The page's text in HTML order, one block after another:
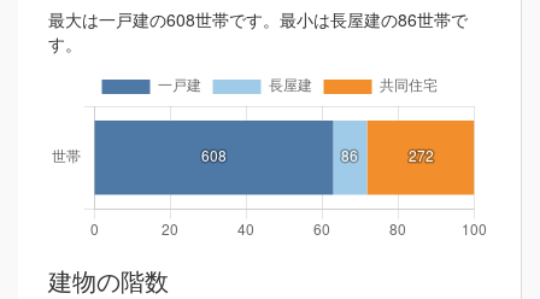
最大は一戸建の608世帯です。最小は長屋建の86世帯で
す。
建物の階数